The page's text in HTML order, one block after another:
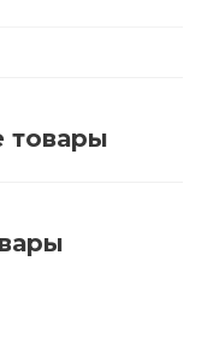
товары